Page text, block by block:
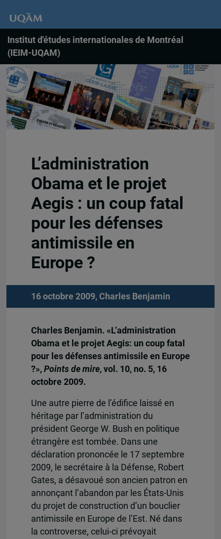
Institut d'études internationales de Montréal
(IEIM-UQAM)
L’administration
Obama et le projet
Aegis : un coup fatal
pour les défenses
antimissile en
Europe ?
16 octobre 2009, Charles Benjamin
Charles Benjamin. «L’administration
Obama et le projet Aegis: un coup fatal
pour les défenses antimissile en Europe
?», Points de mire, vol. 10, no. 5, 16
octobre 2009.
Une autre pierre de l’édifice laissé en
héritage par l’administration du
président George W. Bush en politique
étrangère est tombée. Dans une
déclaration prononcée le 17 septembre
2009, le secrétaire à la Défense, Robert
Gates, a désavoué son ancien patron en
annonçant l’abandon par les États-Unis
du projet de construction d’un bouclier
antimissile en Europe de l’Est. Né dans
la controverse, celui-ci prévoyait